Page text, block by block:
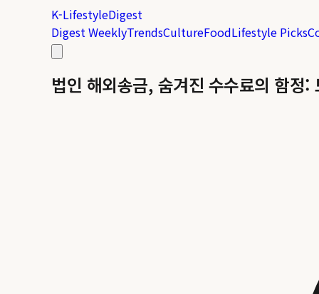
K-LifestyleDigest
Digest WeeklyTrendsCultureFoodLifestyle Picks
법인 해외송금, 숨겨진 수수료의 함정